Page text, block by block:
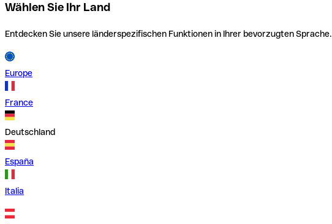
Wählen Sie Ihr Land
Entdecken Sie unsere länderspezifischen Funktionen in Ihrer bevorzugten Sprache.
Europe
France
Deutschland
España
Italia